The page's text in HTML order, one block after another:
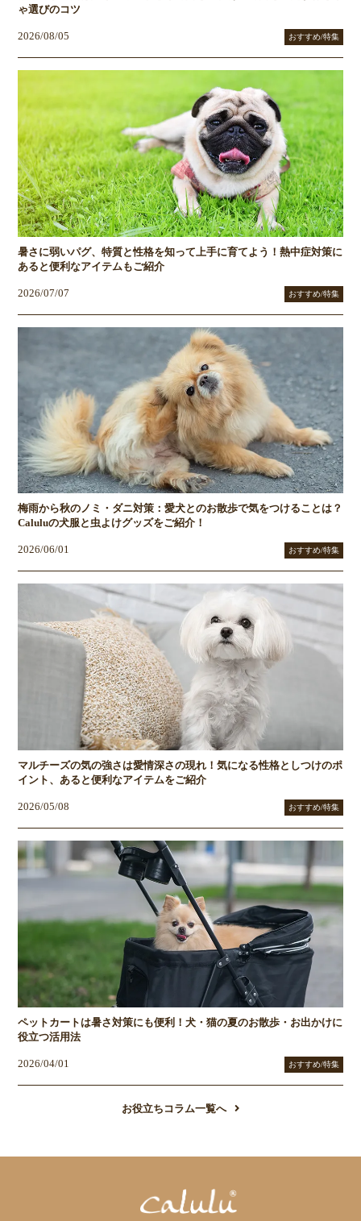
ゃ選びのコツ
2026/08/05 おすすめ/特集
暑さに弱いパグ、特質と性格を知って上手に育てよう！熱中症対策に
あると便利なアイテムもご紹介
2026/07/07 おすすめ/特集
梅雨から秋のノミ・ダニ対策：愛犬とのお散歩で気をつけることは？
Caluluの犬服と虫よけグッズをご紹介！
2026/06/01 おすすめ/特集
マルチーズの気の強さは愛情深さの現れ！気になる性格としつけのポ
イント、あると便利なアイテムをご紹介
2026/05/08 おすすめ/特集
ペットカートは暑さ対策にも便利！犬・猫の夏のお散歩・お出かけに
役立つ活用法
2026/04/01 おすすめ/特集
お役立ちコラム一覧へ